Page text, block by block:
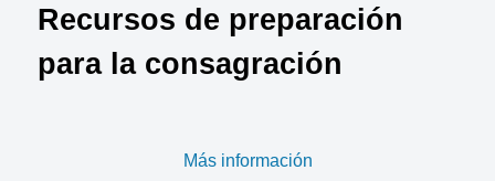
Recursos de preparación
para la consagración
Más información